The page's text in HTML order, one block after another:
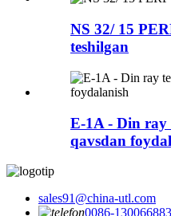
NS 32/ 15
teshilgan
E-1A - Din
qavsdan
sales91@china-utl.com
0086-